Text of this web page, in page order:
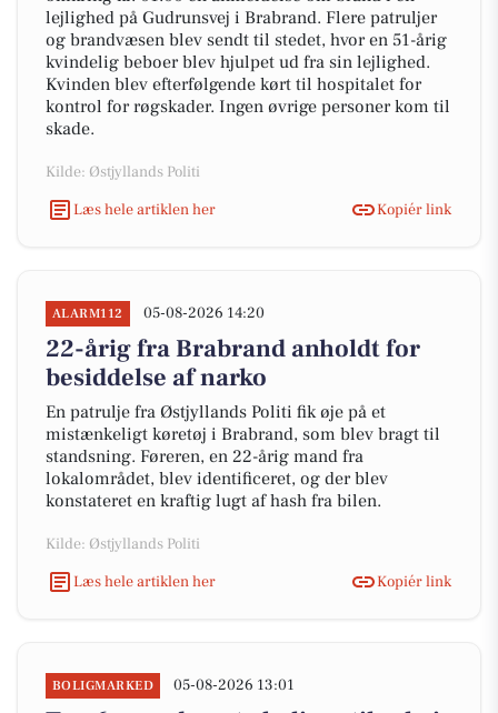
lejlighed på Gudrunsvej i Brabrand. Flere patruljer
og brandvæsen blev sendt til stedet, hvor en 51-årig
kvindelig beboer blev hjulpet ud fra sin lejlighed.
Kvinden blev efterfølgende kørt til hospitalet for
kontrol for røgskader. Ingen øvrige personer kom til
skade.
Kilde: Østjyllands Politi
Læs hele artiklen her
Kopiér link
ALARM112 05-08-2026 14:20
22-årig fra Brabrand anholdt for
besiddelse af narko
En patrulje fra Østjyllands Politi fik øje på et
mistænkeligt køretøj i Brabrand, som blev bragt til
standsning. Føreren, en 22-årig mand fra
lokalområdet, blev identificeret, og der blev
konstateret en kraftig lugt af hash fra bilen.
Kilde: Østjyllands Politi
Læs hele artiklen her
Kopiér link
BOLIGMARKED 05-08-2026 13:01